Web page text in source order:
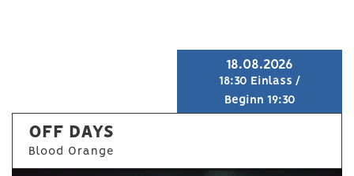
18.08.2026
18:30 Einlass /
Beginn 19:30
OFF DAYS
Blood Orange